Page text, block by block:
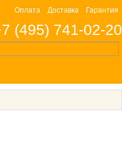
Оплата Доставка Гарантия
(495) 741-02-20